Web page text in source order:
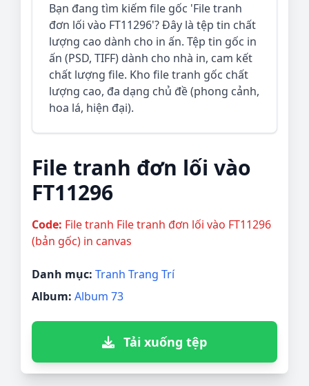
Bạn đang tìm kiếm file gốc 'File tranh
đơn lối vào FT11296'? Đây là tệp tin chất
lượng cao dành cho in ấn. Tệp tin gốc in
ấn (PSD, TIFF) dành cho nhà in, cam kết
chất lượng file. Kho file tranh gốc chất
lượng cao, đa dạng chủ đề (phong cảnh,
hoa lá, hiện đại).
File tranh đơn lối vào
FT11296
Code: File tranh File tranh đơn lối vào FT11296
(bản gốc) in canvas
Danh mục: Tranh Trang Trí
Album: Album 73
Tải xuống tệp